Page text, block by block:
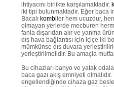
ihtiyacını birlikte karşılamaktadır.
iki tipi bulunmaktadır. Eğer baca
Bacalı kombiler hem ucuzdur,
olmayan yerlerde mecburen
fanla dışarıdan alır ve yanma
dış hava bağlantısı için içiçe iki
mümkünse dış duvara
yerleştirilmelidir. Bu amaçla
Bu cihazları banyo ve yatak
baca gazı akış emniyeti
engellendiğinde cihaza gaz